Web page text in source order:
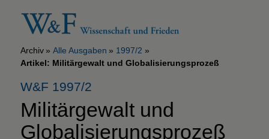
Archiv Alle Ausgaben
1997/2
Artikel: Militärgewalt und Globalisierungsprozeß
W&F 1997/2
Militärgewalt und
Globalisierungsprozeß